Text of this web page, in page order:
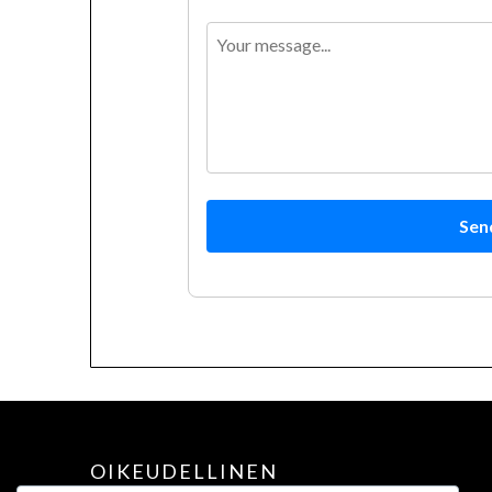
OIKEUDELLINEN